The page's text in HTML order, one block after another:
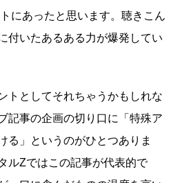
にあったと思います。聴きこん
付いたあるある力が爆発してい
トとしてそれちゃうかもしれな
記事の企画の切り口に「特殊ア
る」というのがひとつありま
ルZではこの記事が代表的で